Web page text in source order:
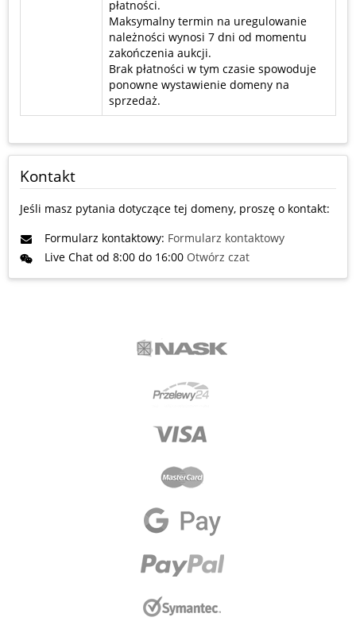
płatności.
Maksymalny termin na uregulowanie
należności wynosi 7 dni od momentu
zakończenia aukcji.
Brak płatności w tym czasie spowoduje
ponowne wystawienie domeny na
sprzedaż.
Kontakt
Jeśli masz pytania dotyczące tej domeny, proszę o kontakt:
Formularz kontaktowy: Formularz kontaktowy
Live Chat od 8:00 do 16:00 Otwórz czat